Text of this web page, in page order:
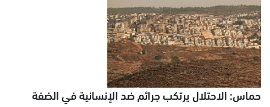
حماس: الاحتلال يرتكب جرائم ضد الإنسانية في الضفة